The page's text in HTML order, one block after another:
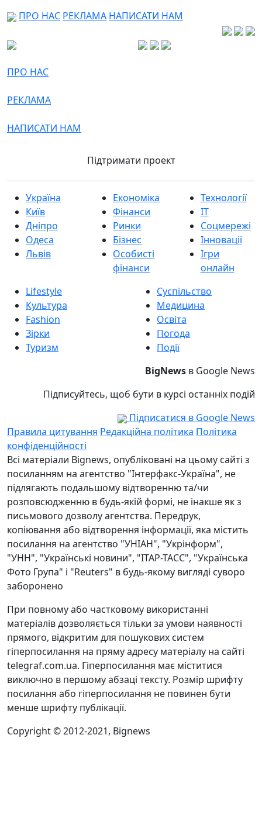
ПРО НАС РЕКЛАМА НАПИСАТИ НАМ
ПРО НАС
РЕКЛАМА
НАПИСАТИ НАМ
Підтримати проект
Україна
Київ
Дніпро
Одеса
Львів
Економіка
Фінанси
Ринки
Бізнес
Особисті
фінанси
Технології
IT
Соцмережі
Інновації
Ігри
онлайн
Lifestyle
Культура
Fashion
Зірки
Туризм
Суспільство
Медицина
Освіта
Погода
Події
BigNews в Google News
Підписуйтесь, щоб бути в курсі останніх подій
Підписатися в Google News
Правила цитування Редакційна політика Політика
конфіденційності
Всі матеріали Bignews, опубліковані на цьому сайті з
посиланням на агентство "Інтерфакс-Україна", не
підлягають подальшому відтворенню та/чи
розповсюдженню в будь-якій формі, не інакше як з
письмового дозволу агентства. Передрук,
копіювання або відтворення інформації, яка містить
посилання на агентство "УНІАН", "Укрінформ",
"УНН", "Українські новини", "ІТАР-ТАСС", "Українська
Фото Група" і "Reuters" в будь-якому вигляді суворо
заборонено
При повному або частковому використанні
матеріалів дозволяється тільки за умови наявності
прямого, відкритим для пошукових систем
гіперпосилання на пряму адресу матеріалу на сайті
telegraf.com.ua. Гіперпосилання має міститися
виключно в першому абзаці тексту. Розмір шрифту
посилання або гіперпосилання не повинен бути
менше шрифту публікації.
Copyright © 2012-2021, Bignews